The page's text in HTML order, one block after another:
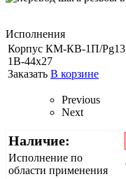
Исполнения
Корпус КМ-КВ-1П/
1В-44х27
Заказать В корзине
Previous
Next
Наличие:
Исполнение по
области применения